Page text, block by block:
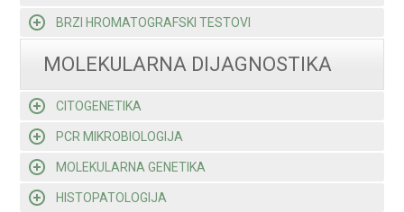
BRZI HROMATOGRAFSKI TESTOVI
MOLEKULARNA DIJAGNOSTIKA
CITOGENETIKA
PCR MIKROBIOLOGIJA
MOLEKULARNA GENETIKA
HISTOPATOLOGIJA